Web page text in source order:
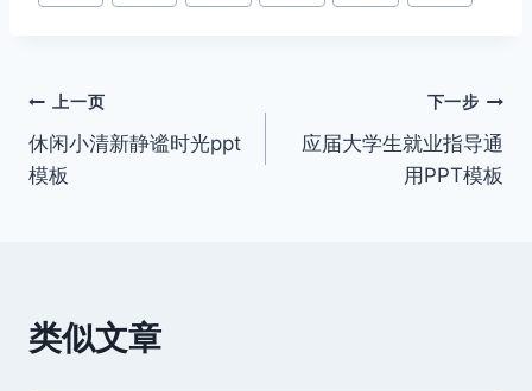
文
章
上一页
休闲小清新静谧时光ppt
模板
下一步
应届大学生就业指导通
用PPT模板
类似文章